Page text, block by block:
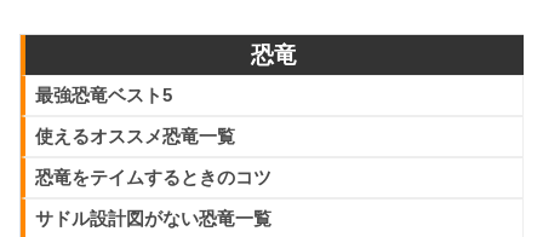
【ARK】ARKモバイルと通常
比較
投稿: 2019年12月9日
ARKのモバイル版が登場して益々盛り上がっている箱庭恐竜
恐竜
最強恐竜ベスト5
使えるオススメ恐竜一覧
恐竜をテイムするときのコツ
サドル設計図がない恐竜一覧